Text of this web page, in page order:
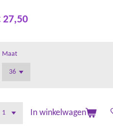
27,50
Maat
In winkelwagen